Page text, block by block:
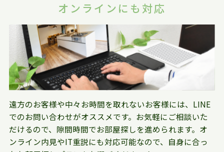
オンラインにも対応
遠方のお客様や中々お時間を取れないお客様には、LINE
でのお問い合わせがオススメです。お気軽にご相談いた
だけるので、隙間時間でお部屋探しを進められます。オ
ンライン内見やIT重説にも対応可能なので、自身に合っ